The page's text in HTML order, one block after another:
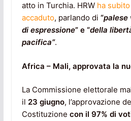
atto in Turchia. HRW ha
accaduto, parlando di “palese
di espressione” e “della
pacifica”.
Africa – Mali, approvata la
La Commissione elettorale
il 23 giugno, l’approvazione
Costituzione con il 97% di